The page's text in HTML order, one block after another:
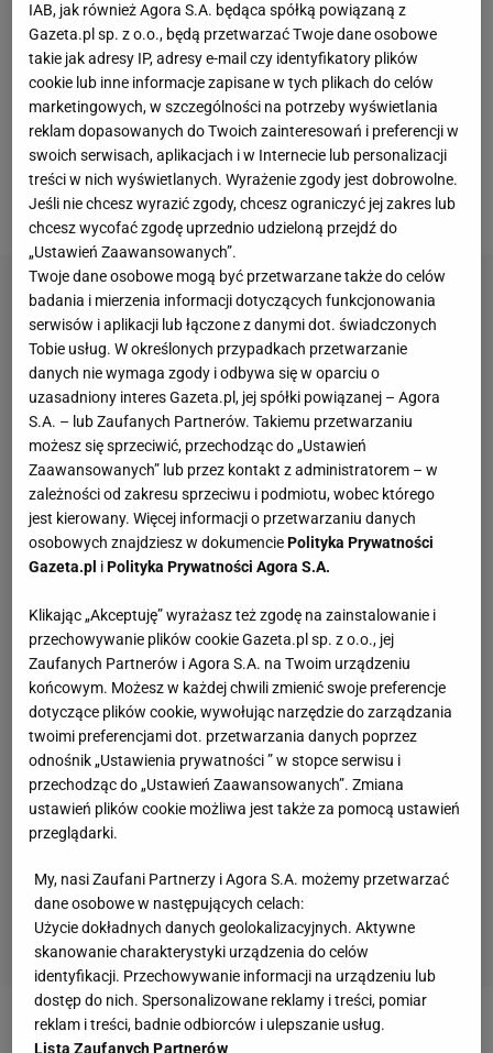
Po długich czterech latach na zapleczuEkstraklasy
kibice Wisły Kraków w końcu mogą odetchnąć z
ulgą. Ich zespół wygrał 2:0 z Chrobrym Głogów,
zapewniając sobie powrót do piłkarskiej elity w
Polsce. W ostatnich tygodniach sporo mówiło się o
możliwym wejściu do klubu nowego inwestora,
włodarza Wieczystej Kraków, Wojciecha Kwietnia.
Zobacz wideo"Biała Gwiazda" potrzebuje prezesa
IAB, jak również Agora S.A. będąca spółką powiązaną z
Gazeta.pl sp. z o.o., będą przetwarzać Twoje dane osobowe
takie jak adresy IP, adresy e-mail czy identyfikatory plików
cookie lub inne informacje zapisane w tych plikach do celów
marketingowych, w szczególności na potrzeby wyświetlania
reklam dopasowanych do Twoich zainteresowań i preferencji w
swoich serwisach, aplikacjach i w Internecie lub personalizacji
treści w nich wyświetlanych. Wyrażenie zgody jest dobrowolne.
Jeśli nie chcesz wyrazić zgody, chcesz ograniczyć jej zakres lub
chcesz wycofać zgodę uprzednio udzieloną przejdź do
„Ustawień Zaawansowanych”.
Twoje dane osobowe mogą być przetwarzane także do celów
badania i mierzenia informacji dotyczących funkcjonowania
serwisów i aplikacji lub łączone z danymi dot. świadczonych
Tobie usług. W określonych przypadkach przetwarzanie
danych nie wymaga zgody i odbywa się w oparciu o
uzasadniony interes Gazeta.pl, jej spółki powiązanej – Agora
S.A. – lub Zaufanych Partnerów. Takiemu przetwarzaniu
możesz się sprzeciwić, przechodząc do „Ustawień
Zaawansowanych” lub przez kontakt z administratorem – w
zależności od zakresu sprzeciwu i podmiotu, wobec którego
jest kierowany. Więcej informacji o przetwarzaniu danych
osobowych znajdziesz w dokumenciePolityka Prywatności
Gazeta.pl iPolityka Prywatności Agora S.A.
Klikając „Akceptuję” wyrażasz też zgodę na zainstalowanie i
przechowywanie plików cookie Gazeta.pl sp. z o.o., jej
Zaufanych Partnerów i Agora S.A. na Twoim urządzeniu
końcowym. Możesz w każdej chwili zmienić swoje preferencje
dotyczące plików cookie, wywołując narzędzie do zarządzania
twoimi preferencjami dot. przetwarzania danych poprzez
odnośnik „Ustawienia prywatności ” w stopce serwisu i
przechodząc do „Ustawień Zaawansowanych”. Zmiana
ustawień plików cookie możliwa jest także za pomocą ustawień
przeglądarki.
My, nasi Zaufani Partnerzy i Agora S.A. możemy przetwarzać
dane osobowe w następujących celach:
Użycie dokładnych danych geolokalizacyjnych. Aktywne
skanowanie charakterystyki urządzenia do celów
identyfikacji. Przechowywanie informacji na urządzeniu lub
dostęp do nich. Spersonalizowane reklamy i treści, pomiar
reklam i treści, badnie odbiorców i ulepszanie usług.
Lista Zaufanych Partnerów